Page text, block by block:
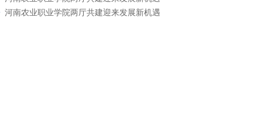
河南农业职业学院两厅共建迎来发展新机遇